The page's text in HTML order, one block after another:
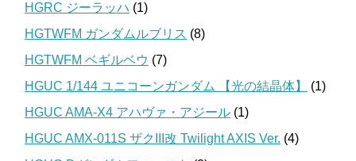
HGRC ジーラッハ (1)
HGTWFM ガンダムルブリス (8)
HGTWFM ベギルベウ (7)
HGUC 1/144 ユニコーンガンダム 【光の結晶体】
(1)
HGUC AMA-X4 アハヴァ・アジール (1)
HGUC AMX-011S ザクIII改 Twilight AXIS Ver. (4)